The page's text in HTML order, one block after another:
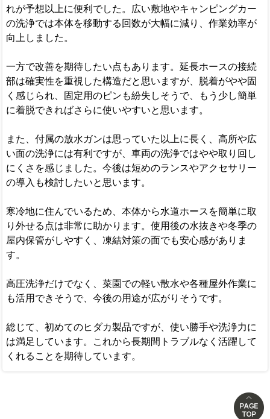
れが予想以上に便利でした。広い敷地やキャンピングカー
の洗浄では本体を移動する回数が大幅に減り、作業効率が
向上しました。
一方で改善を期待したい点もあります。延長ホースの接続
部は確実性を重視した構造だと思いますが、脱着がやや固
く感じられ、固定用のピンも紛失しそうで、もう少し簡単
に着脱できればさらに使いやすいと思います。
また、付属の放水ガンは思っていた以上に長く、高所や広
い面の洗浄には有利ですが、車両の洗浄ではやや取り回し
にくさを感じました。今後は短めのランスやアクセサリー
の導入も検討したいと思います。
寒冷地に住んでいるため、本体から水道ホースを簡単に取
り外せる点は非常に助かります。使用後の水抜きや冬季の
屋内保管がしやすく、凍結対策の面でも安心感がありま
す。
高圧洗浄だけでなく、菜園での軽い散水や各種屋外作業に
も活用できそうで、今後の用途が広がりそうです。
総じて、初めてのヒダカ製品ですが、使い勝手や洗浄力に
は満足しています。これから長期間トラブルなく活躍して
くれることを期待しています。